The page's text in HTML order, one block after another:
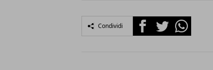
Condividi FacebookTwitterWhatsapp